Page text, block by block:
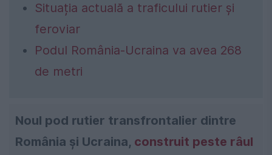
Situația actuală a traficului rutier și
feroviar
Podul România-Ucraina va avea 268
de metri
Noul pod rutier transfrontalier dintre
România și Ucraina, construit peste râul